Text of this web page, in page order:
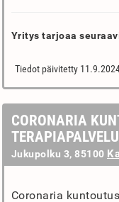
Yritys tarjoaa
Tiedot päivitetty
CORONARIA
Jukupolku 3, 85100
Coronaria